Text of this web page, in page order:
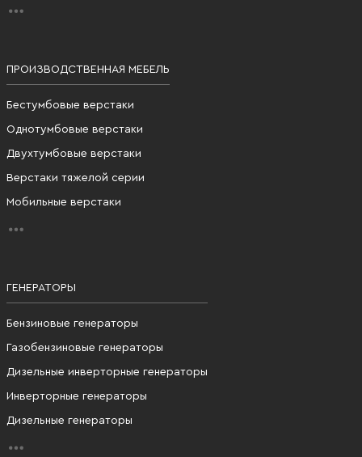
ПРОИЗВОДСТВЕННАЯ МЕБЕЛЬ
Бестумбовые верстаки
Однотумбовые верстаки
Двухтумбовые верстаки
Верстаки тяжелой серии
Мобильные верстаки
ГЕНЕРАТОРЫ
Бензиновые генераторы
Газобензиновые генераторы
Дизельные инверторные генераторы
Инверторные генераторы
Дизельные генераторы